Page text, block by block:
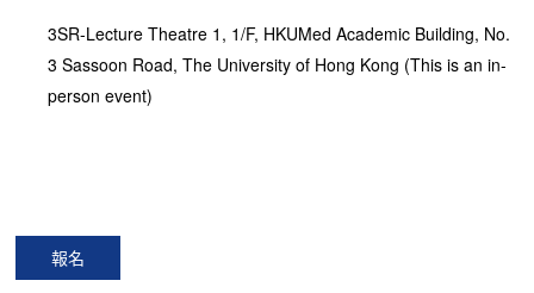
3SR-Lecture Theatre 1, 1/F, HKUMed Academic Building, No.
3 Sassoon Road, The University of Hong Kong (This is an in-
person event)
報名